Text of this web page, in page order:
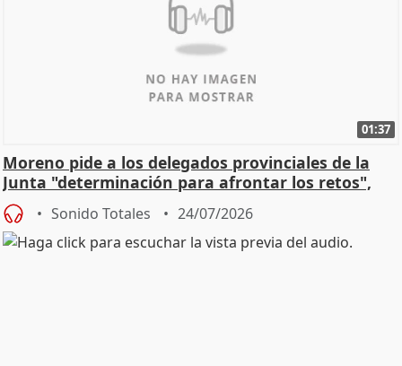
01:37
Moreno pide a los delegados provinciales de la
Junta "determinación para afrontar los retos",
diálog
Sonido Totales 24/07/2026